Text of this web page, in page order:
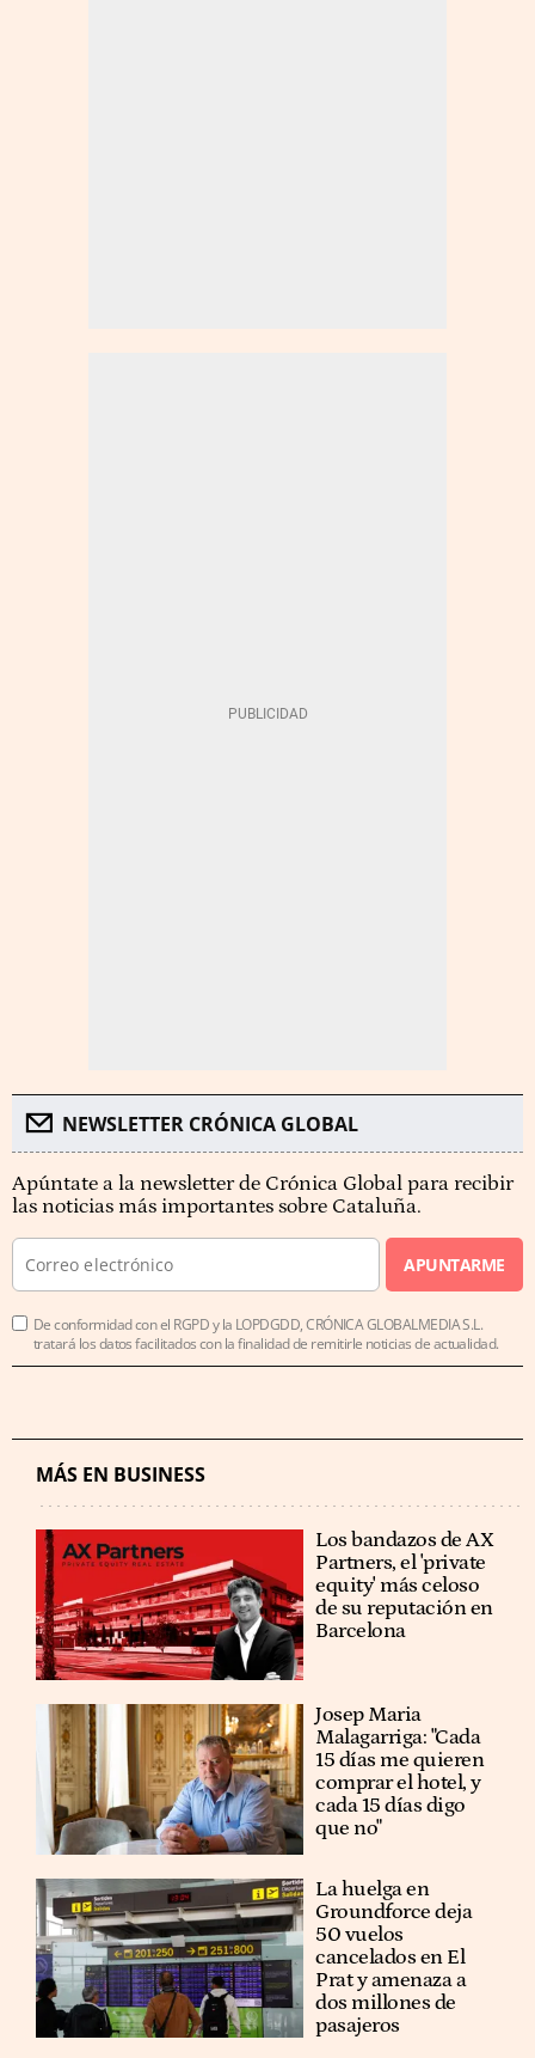
NEWSLETTER CRÓNICA GLOBAL
Apúntate a la newsletter de Crónica Global para recibir
las noticias más importantes sobre Cataluña.
APUNTARME
De conformidad con el RGPD y la LOPDGDD, CRÓNICA GLOBALMEDIA S.L.
tratará los datos facilitados con la finalidad de remitirle noticias de actualidad.
MÁS EN BUSINESS
Los bandazos de AX
Partners, el 'private
equity' más celoso
de su reputación en
Barcelona
​​Josep Maria
Malagarriga: "Cada
15 días me quieren
comprar el hotel, y
cada 15 días digo
que no"
La huelga en
Groundforce deja
50 vuelos
cancelados en El
Prat y amenaza a
dos millones de
pasajeros